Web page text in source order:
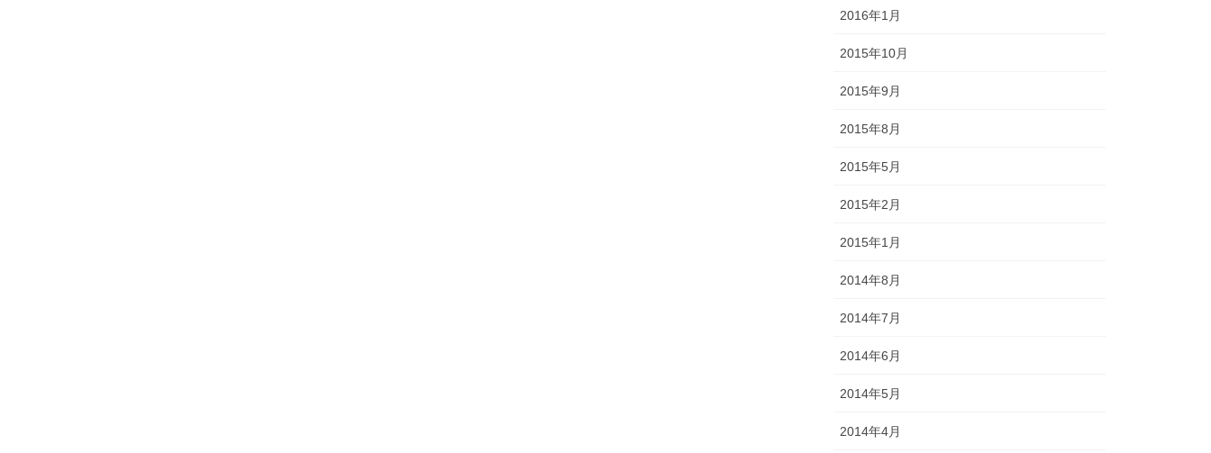
2016年1月
2015年10月
2015年9月
2015年8月
2015年5月
2015年2月
2015年1月
2014年8月
2014年7月
2014年6月
2014年5月
2014年4月